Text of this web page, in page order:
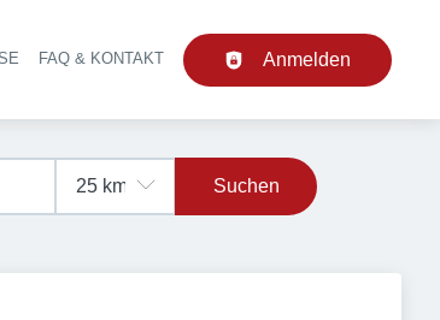
FAQ & KONTAKT Anmelden
Suchen